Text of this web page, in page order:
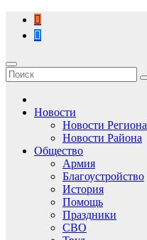
Перейти
содержимому
Новости
Новости Региона
Новости Района
Общество
Армия
Благоустройство
История
Помощь
Праздники
СВО